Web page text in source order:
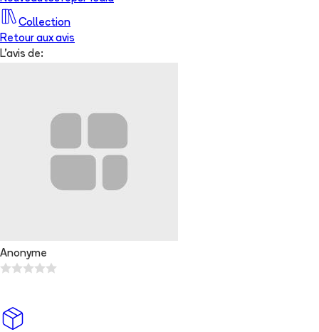
Collection
Retour aux avis
L'avis de:
Anonyme